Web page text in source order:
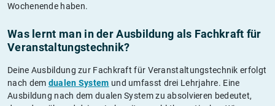
Wochenende haben.
Was lernt man in der Ausbildung als Fachkraft für
Veranstaltungstechnik?
Deine Ausbildung zur Fachkraft für Veranstaltungstechnik erfolgt
nach dem dualen System und umfasst drei Lehrjahre. Eine
Ausbildung nach dem dualen System zu absolvieren bedeutet,